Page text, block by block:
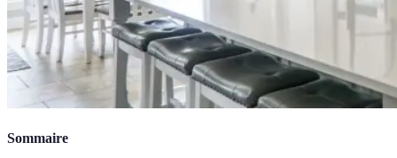
Sommaire